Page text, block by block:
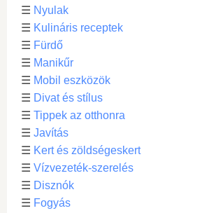
☰ Nyulak
☰ Kulináris receptek
☰ Fürdő
☰ Manikűr
☰ Mobil eszközök
☰ Divat és stílus
☰ Tippek az otthonra
☰ Javítás
☰ Kert és zöldségeskert
☰ Vízvezeték-szerelés
☰ Disznók
☰ Fogyás